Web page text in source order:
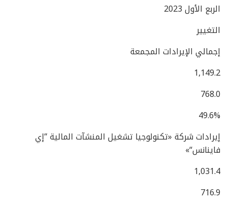
الربع الأول 2023
التغيير
إجمالي الإيرادات المجمعة
1,149.2
768.0
49.6%
إيرادات شركة «تكنولوجيا تشغيل المنشآت المالية ”إي
فاينانس“»
1,031.4
716.9